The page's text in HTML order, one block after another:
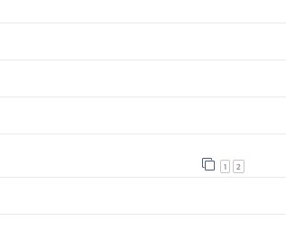
1 2